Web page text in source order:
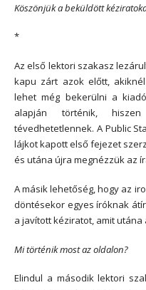
Köszönjük a beküldött
*
Az első lektori szakasz
kapu zárt azok előtt,
lehet még bekerülni a
alapján történik,
tévedhetetlennek. A Public
lájkot kapott első fejezet
és utána újra megnézzük az
A másik lehetőség, hogy az
döntésekor egyes íróknak
a javított kéziratot, amit
Mi történik most az oldalon?
Elindul a második lektori